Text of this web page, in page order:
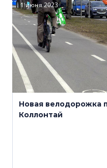
1 июня 2023
Новая велодорожка
Коллонтай